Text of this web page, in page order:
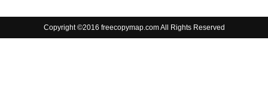
Copyright ©2016 freecopymap.com All Rights Reserved